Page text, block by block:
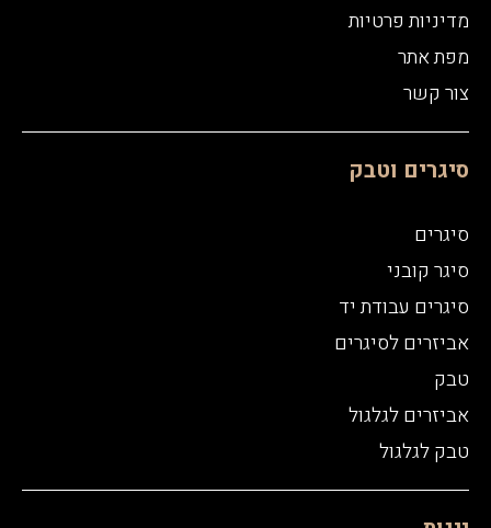
מדיניות פרטיות
מפת אתר
צור קשר
סיגרים וטבק
סיגרים
סיגר קובני
סיגרים עבודת יד
אביזרים לסיגרים
טבק
אביזרים לגלגול
טבק לגלגול